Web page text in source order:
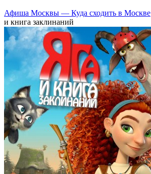
Афиша Москвы — Куда сходить в Москве
и книга заклинаний